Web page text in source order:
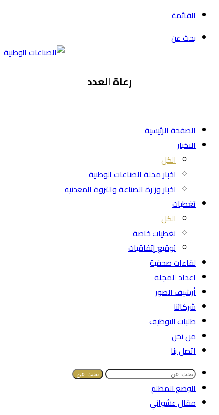
القائمة
بحث عن
رعاة العدد
الصفحة الرئيسية
الاخبار
الكل
اخبار مجلة الصناعات الوطنية
اخبار وزارة الصناعة والثروة المعدنية
تغطيات
الكل
تغطيات خاصة
توقيع إتفاقيات
لقاءات صحفية
اعداد المجلة
أرشيف الصور
شركائنا
طلبات التوظيف
من نحن
اتصل بنا
بحث عن
الوضع المظلم
مقال عشوائي